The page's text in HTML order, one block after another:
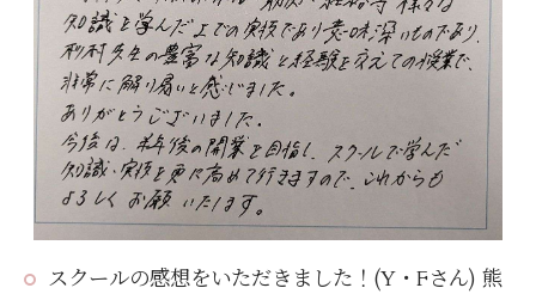
スクールの感想をいただきました！(Y・Fさん) 熊